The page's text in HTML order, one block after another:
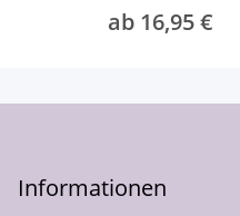
ab 16,95 €
Informationen